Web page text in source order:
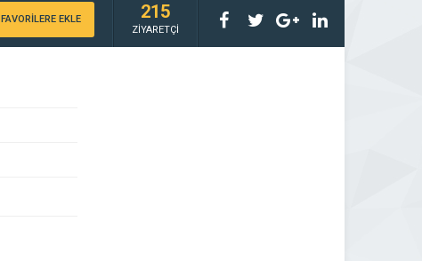
FAVORİLERE EKLE 215
ZİYARETÇİ